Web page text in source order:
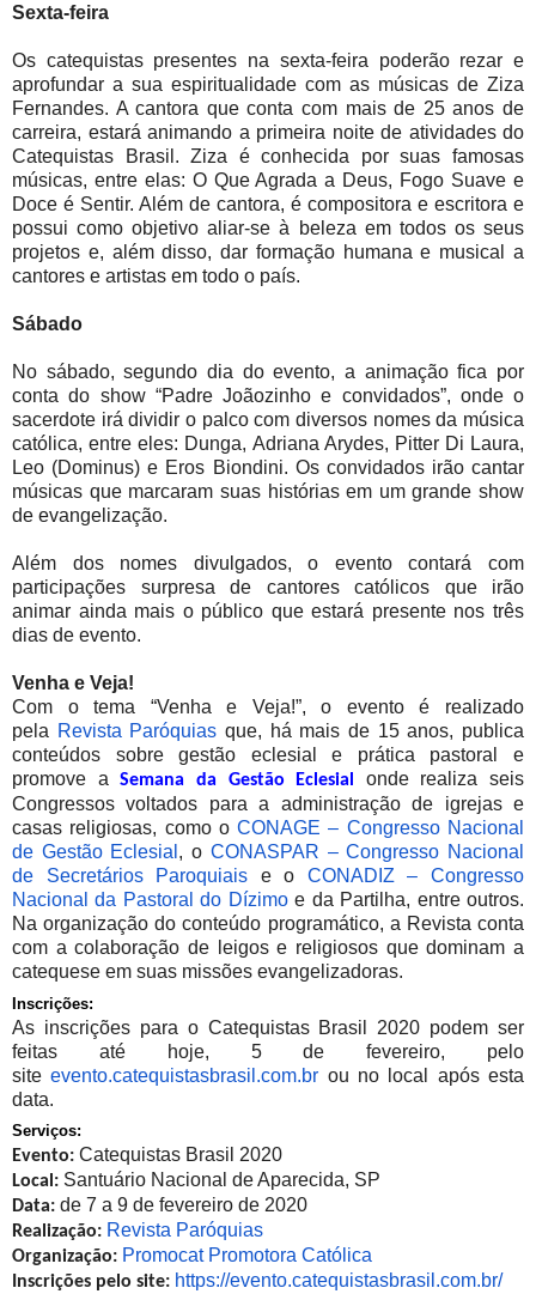
Sexta-feira
Os catequistas presentes na sexta-feira poderão rezar e
aprofundar a sua espiritualidade com as músicas de Ziza
Fernandes. A cantora que conta com mais de 25 anos de
carreira, estará animando a primeira noite de atividades do
Catequistas Brasil. Ziza é conhecida por suas famosas
músicas, entre elas: O Que Agrada a Deus, Fogo Suave e
Doce é Sentir. Além de cantora, é compositora e escritora e
possui como objetivo aliar-se à beleza em todos os seus
projetos e, além disso, dar formação humana e musical a
cantores e artistas em todo o país.
Sábado
No sábado, segundo dia do evento, a animação fica por
conta do show “Padre Joãozinho e convidados”, onde o
sacerdote irá dividir o palco com diversos nomes da música
católica, entre eles: Dunga, Adriana Arydes, Pitter Di Laura,
Leo (Dominus) e Eros Biondini. Os convidados irão cantar
músicas que marcaram suas histórias em um grande show
de evangelização.
Além dos nomes divulgados, o evento contará com
participações surpresa de cantores católicos que irão
animar ainda mais o público que estará presente nos três
dias de evento.
Venha e Veja!
Com o tema “Venha e Veja!”, o evento é realizado
pela Revista Paróquias que, há mais de 15 anos, publica
conteúdos sobre gestão eclesial e prática pastoral e
promove aSemana da Gestão Eclesial
onde realiza seis
Congressos voltados para a administração de igrejas e
casas religiosas, como oCONAGE – Congresso Nacional
de Gestão Eclesial , o CONASPAR – Congresso Nacional
de Secretários Paroquiais e o CONADIZ – Congresso
Nacional da Pastoral do Dízimoe da Partilha, entre outros.
Na organização do conteúdo programático, a Revista conta
com a colaboração de leigos e religiosos que dominam a
catequese em suas missões evangelizadoras.
Inscrições:
As inscrições para o Catequistas Brasil 2020 podem ser
feitas até hoje, 5 de fevereiro, pelo
siteevento.catequistasbrasil.com.br ou no local após esta
data.
Serviços:
Evento: Catequistas Brasil 2020
Local: Santuário Nacional de Aparecida, SP
Data: de 7 a 9 de fevereiro de 2020
Realização: Revista Paróquias
Organização: Promocat Promotora Católica
Inscrições pelo site: https://evento.catequistasbrasil.com.br/